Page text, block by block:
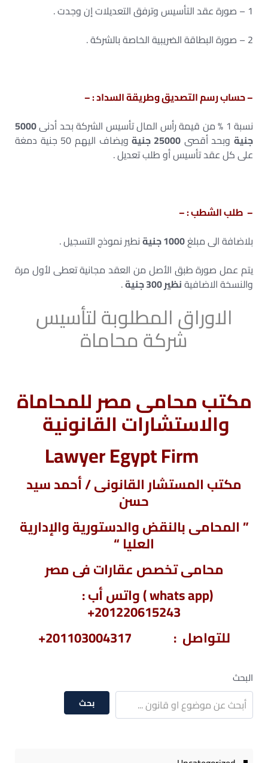
1 – صورة عقد التأسيس وترفق التعديلات إن وجدت .
2 – صورة البطاقة الضريبية الخاصة بالشركة .
– حساب رسم التصديق وطريقة السداد : –
نسبة 1 % من قيمة رأس المال تأسيس الشركة بحد أدنى
5000
جنيةوبحد أقصى 25000 جنية
ويضاف اليهم 50 جنية دمغة
على كل عقد تأسيس أو طلب تعديل .
– طلب الشطب : –
بلاضافة الى مبلغ1000 جنية
نطير نموذج التسجيل .
يتم عمل صورة طبق الأصل من العقد مجانية تعطى لأول مرة
والنسخة الاضافيةنظير 300 جنية .
الاوراق المطلوبة لتأسيس
شركة محاماة
مكتب محامى مصر للمحاماة
والاستشارات القانونية
مكتب المستشار القانونى / أحمد سيد
حسن
” المحامى بالنقض والدستورية والإدارية
العليا “
محامى تخصص عقارات فى مصر
(whats app ) واتس أب :
201220615243+
للتواصل : 201103004317+
البحث
بحث